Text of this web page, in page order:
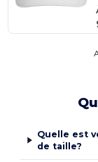
Quelle est
de taille?